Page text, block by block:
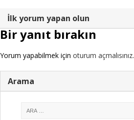
İlk yorum yapan olun
Bir yanıt bırakın
Yorum yapabilmek için oturum açmalısınız.
Arama